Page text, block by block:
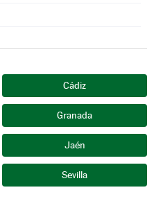
Cádiz
Granada
Jaén
Sevilla